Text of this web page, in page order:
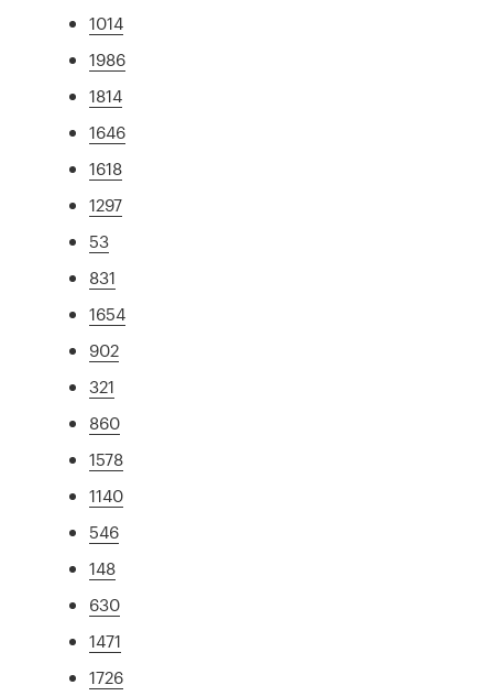
1014
1986
1814
1646
1618
1297
53
831
1654
902
321
860
1578
1140
546
148
630
1471
1726